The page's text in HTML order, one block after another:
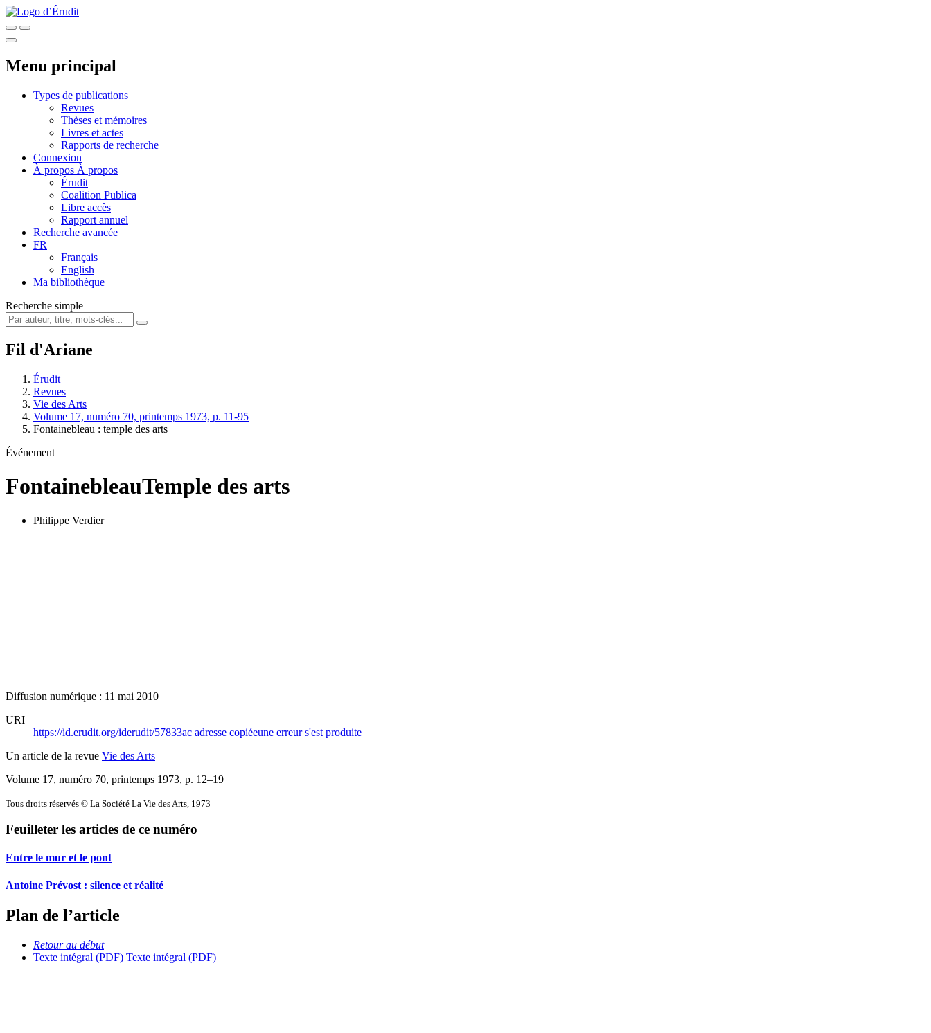
Menu principal
Types de publications
Revues
Thèses et mémoires
Livres et actes
Rapports de recherche
Connexion
À propos À propos
Érudit
Coalition Publica
Libre accès
Rapport annuel
Recherche avancée
FR
Français
English
Ma bibliothèque
Recherche simple
Fil d'Ariane
Érudit
Revues
Vie des Arts
Volume 17, numéro 70, printemps 1973, p. 11-95
Fontainebleau : temple des arts
Événement
FontainebleauTemple des arts
Philippe Verdier
Diffusion numérique : 11 mai 2010
URI
https://id.erudit.org/iderudit/57833ac adresse copiéeune erreur s'est produite
Un article de la revue Vie des Arts
Volume 17, numéro 70, printemps 1973, p. 12–19
Tous droits réservés © La Société La Vie des Arts, 1973
Feuilleter les articles de ce numéro
Entre le mur et le pont
Antoine Prévost : silence et réalité
Plan de l’article
Retour au début
Texte intégral (PDF) Texte intégral (PDF)